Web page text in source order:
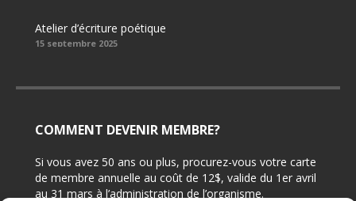
Atelier d’écriture poétique
15 septembre 2025
COMMENT DEVENIR MEMBRE?
Si vous avez 50 ans ou plus, procurez-vous votre carte
de membre annuelle au coût de 12$, valide du 1er avril
au 31 mars à l’administration de l’organisme.